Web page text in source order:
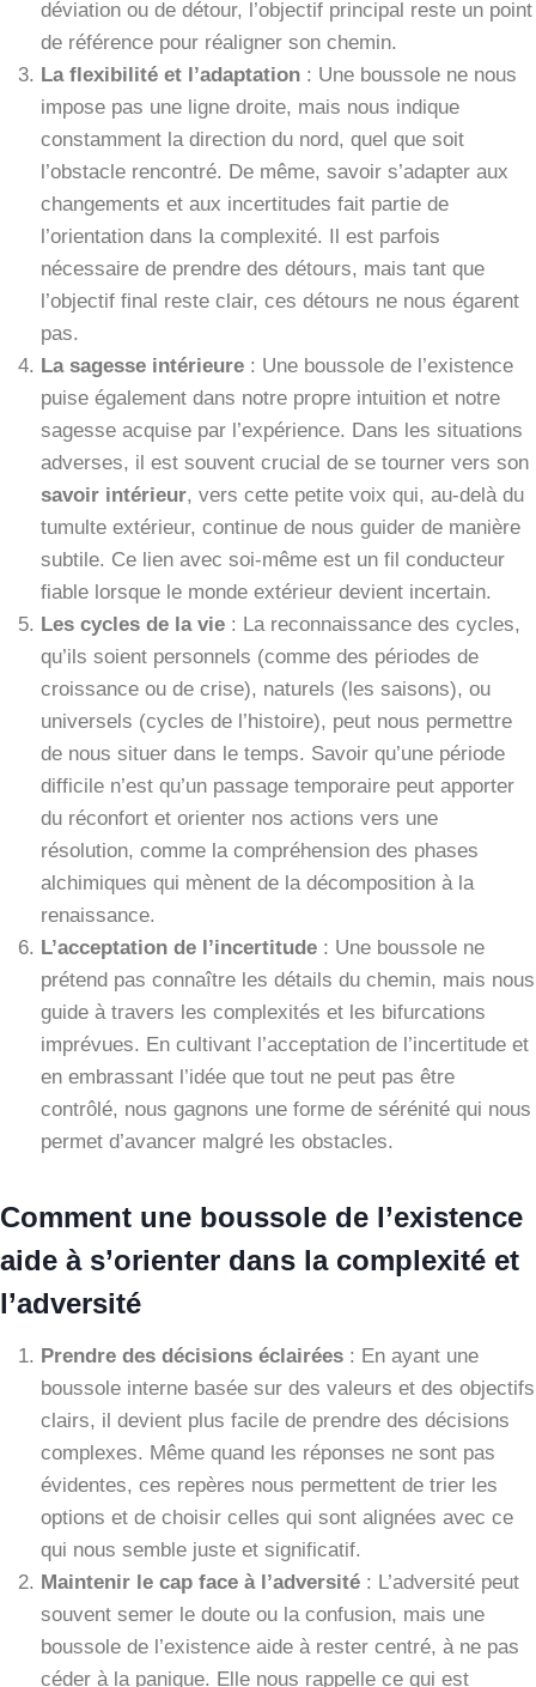
déviation ou de détour, l’objectif principal reste un point
de référence pour réaligner son chemin.
La flexibilité et l’adaptation : Une boussole ne nous
impose pas une ligne droite, mais nous indique
constamment la direction du nord, quel que soit
l’obstacle rencontré. De même, savoir s’adapter aux
changements et aux incertitudes fait partie de
l’orientation dans la complexité. Il est parfois
nécessaire de prendre des détours, mais tant que
l’objectif final reste clair, ces détours ne nous égarent
pas.
La sagesse intérieure : Une boussole de l’existence
puise également dans notre propre intuition et notre
sagesse acquise par l’expérience. Dans les situations
adverses, il est souvent crucial de se tourner vers son
savoir intérieur, vers cette petite voix qui, au-delà du
tumulte extérieur, continue de nous guider de manière
subtile. Ce lien avec soi-même est un fil conducteur
fiable lorsque le monde extérieur devient incertain.
Les cycles de la vie : La reconnaissance des cycles,
qu’ils soient personnels (comme des périodes de
croissance ou de crise), naturels (les saisons), ou
universels (cycles de l’histoire), peut nous permettre
de nous situer dans le temps. Savoir qu’une période
difficile n’est qu’un passage temporaire peut apporter
du réconfort et orienter nos actions vers une
résolution, comme la compréhension des phases
alchimiques qui mènent de la décomposition à la
renaissance.
L’acceptation de l’incertitude : Une boussole ne
prétend pas connaître les détails du chemin, mais nous
guide à travers les complexités et les bifurcations
imprévues. En cultivant l’acceptation de l’incertitude et
en embrassant l’idée que tout ne peut pas être
contrôlé, nous gagnons une forme de sérénité qui nous
permet d’avancer malgré les obstacles.
Comment une boussole de l’existence
aide à s’orienter dans la complexité et
l’adversité
Prendre des décisions éclairées : En ayant une
boussole interne basée sur des valeurs et des objectifs
clairs, il devient plus facile de prendre des décisions
complexes. Même quand les réponses ne sont pas
évidentes, ces repères nous permettent de trier les
options et de choisir celles qui sont alignées avec ce
qui nous semble juste et significatif.
Maintenir le cap face à l’adversité : L’adversité peut
souvent semer le doute ou la confusion, mais une
boussole de l’existence aide à rester centré, à ne pas
céder à la panique. Elle nous rappelle ce qui est